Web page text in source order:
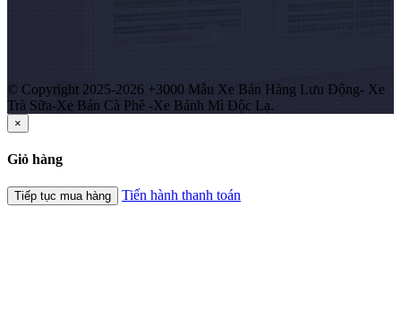
© Copyright 2025-2026 +3000 Mẫu Xe Bán Hàng Lưu Động- Xe
Trà Sữa-Xe Bán Cà Phê -Xe Bánh Mì Độc Lạ.
×
Giỏ hàng
Tiếp tục mua hàng Tiến hành thanh toán